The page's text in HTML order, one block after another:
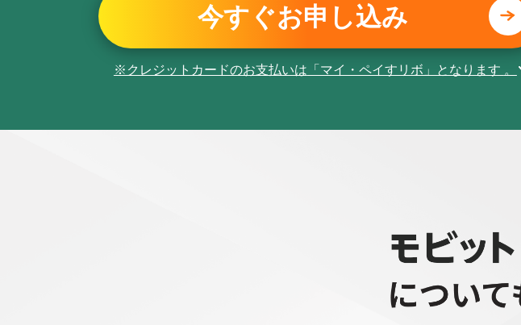
今すぐお申し込み
※クレジットカードのお支払いは 「マイ・ペイすリボ」となります 。